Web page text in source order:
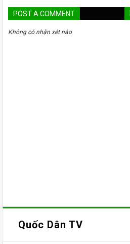
POST A COMMENT
Không có nhận xét nào
Quốc Dân TV